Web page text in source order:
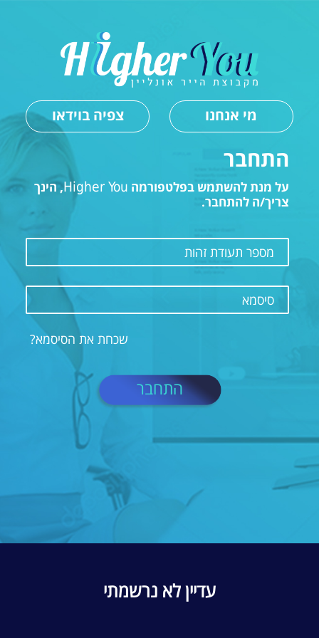
מי אנחנו צפיה בוידאו
התחבר
על מנת להשתמש בפלטפורמה Higher You, הינך
צריך/ה להתחבר.
מספר תעודת זהות
סיסמא
שכחת את הסיסמא?
התחבר
עדיין לא נרשמתי